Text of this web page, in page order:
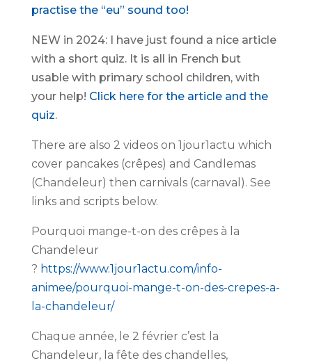
practise the “eu” sound too!
NEW in 2024: I have just found a nice article
with a short quiz. It is all in French but
usable with primary school children, with
your help! Click here for the article and the
quiz.
There are also 2 videos on 1jour1actu which
cover pancakes (crêpes) and Candlemas
(Chandeleur) then carnivals (carnaval). See
links and scripts below.
Pourquoi mange-t-on des crêpes à la
Chandeleur
? https://www.1jour1actu.com/info-
animee/pourquoi-mange-t-on-des-crepes-a-
la-chandeleur/
Chaque année, le 2 février c’est la
Chandeleur, la fête des chandelles,